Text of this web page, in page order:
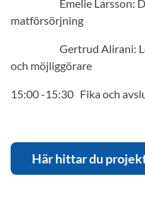
Emelie Larsson:
matförsörjning
Gertrud Alirani:
och möjliggörare
15:00 -15:30 Fika och
Här hittar du